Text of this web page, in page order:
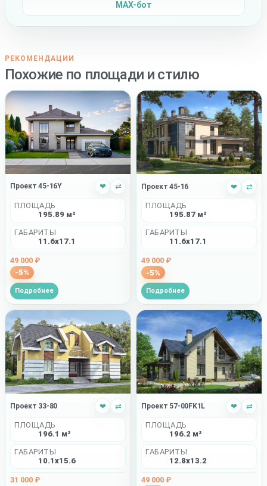
MAX-бот
РЕКОМЕНДАЦИИ
Похожие по площади и стилю
Проект 45-16Y ❤ ⇄
ПЛОЩАДЬ
195.89 м²
ГАБАРИТЫ
11.6x17.1
49 000 ₽
-5%
Подробнее
Проект 45-16 ❤ ⇄
ПЛОЩАДЬ
195.87 м²
ГАБАРИТЫ
11.6x17.1
49 000 ₽
-5%
Подробнее
Проект 33-80 ❤ ⇄
ПЛОЩАДЬ
196.1 м²
ГАБАРИТЫ
10.1x15.6
31 000 ₽
Проект 57-00FK1L ❤ ⇄
ПЛОЩАДЬ
196.2 м²
ГАБАРИТЫ
12.8x13.2
49 000 ₽